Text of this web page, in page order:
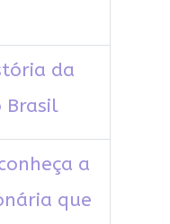
da
Brasil
a
que